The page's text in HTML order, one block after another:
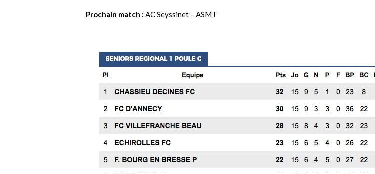
Prochain match : AC Seyssinet – ASMT